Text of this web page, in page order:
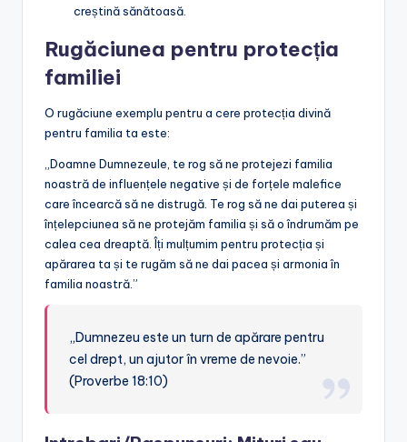
creștină sănătoasă.
Rugăciunea pentru protecția
familiei
O rugăciune exemplu pentru a cere protecția divină
pentru familia ta este:
„Doamne Dumnezeule, te rog să ne protejezi familia
noastră de influențele negative și de forțele malefice
care încearcă să ne distrugă. Te rog să ne dai puterea și
înțelepciunea să ne protejăm familia și să o îndrumăm pe
calea cea dreaptă. Îți mulțumim pentru protecția și
apărarea ta și te rugăm să ne dai pacea și armonia în
familia noastră.”
„Dumnezeu este un turn de apărare pentru
cel drept, un ajutor în vreme de nevoie.”
(Proverbe 18:10)